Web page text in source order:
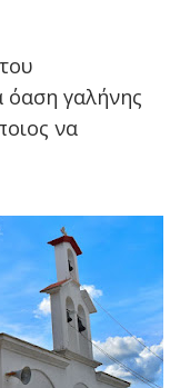
όαση γαλήνης
να